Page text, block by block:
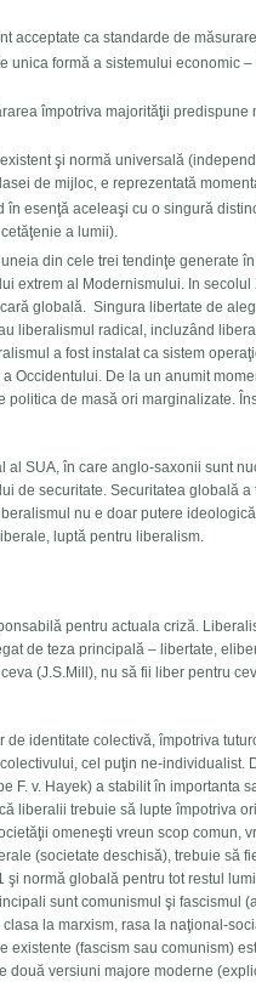
ca standarde de
formă a sistemului economic
împotriva majorităţii predispune
şi normă universală
de mijloc, e reprezentată
esenţă aceleaşi cu o singură
a lumii).
din cele trei tendinţe generate
extrem al Modernismului. In
globală. Singura libertate de
liberalismul radical, incluzând
a fost instalat ca sistem
Occidentului. De la un anumit
politica de masă ori marginalizate.
SUA, în care anglo-saxonii sunt
de securitate. Securitatea globală
nu e doar putere
luptă pentru liberalism.
pentru actuala criză.
de teza principală – libertate,
(J.S.Mill), nu să fii liber pentru
identitate colectivă, împotriva
cel puţin ne-individualist.
F. v. Hayek) a stabilit în importanta
liberalii trebuie să lupte împotriva
omeneşti vreun scop comun,
(societate deschisă), trebuie să
normă globală pentru tot restul
sunt comunismul şi fascismul
la marxism, rasa la naţional-
(fascism sau comunism)
două versiuni majore moderne